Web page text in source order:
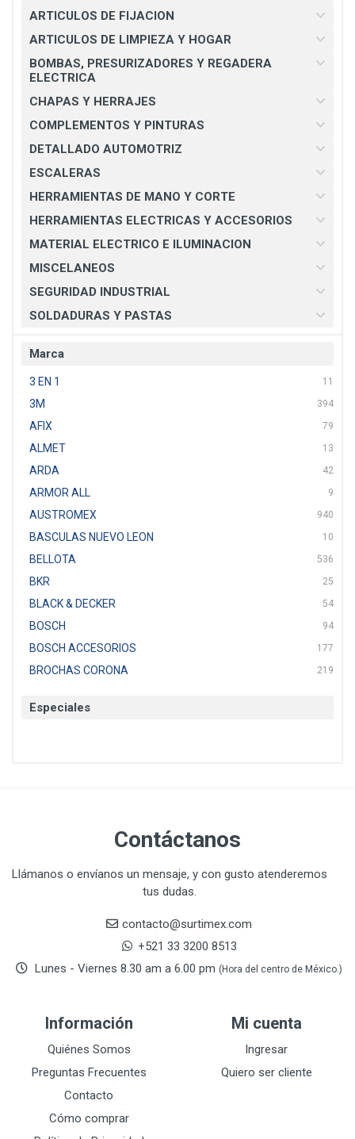
ARTICULOS DE FIJACION
ARTICULOS DE LIMPIEZA Y HOGAR
BOMBAS, PRESURIZADORES Y REGADERA
ELECTRICA
CHAPAS Y HERRAJES
COMPLEMENTOS Y PINTURAS
DETALLADO AUTOMOTRIZ
ESCALERAS
HERRAMIENTAS DE MANO Y CORTE
HERRAMIENTAS ELECTRICAS Y ACCESORIOS
MATERIAL ELECTRICO E ILUMINACION
MISCELANEOS
SEGURIDAD INDUSTRIAL
SOLDADURAS Y PASTAS
Marca
3 EN 1 11
3M 394
AFIX 79
ALMET 13
ARDA 42
ARMOR ALL 9
AUSTROMEX 940
BASCULAS NUEVO LEON 10
BELLOTA 536
BKR 25
BLACK & DECKER 54
BOSCH 94
BOSCH ACCESORIOS 177
BROCHAS CORONA 219
CAT
CRAFTSMAN 77
DEWALT ACCESORIOS
DEWALT HTA.MANUAL
DREMEL
E-Z WELD
EATON (COOPER-HARROW HARD)
Especiales
Contáctanos
Llámanos o envíanos un mensaje, y con gusto atenderemos
tus dudas.
contacto@surtimex.com
+521 33 3200 8513
Lunes - Viernes 8.30 am a 6.00 pm (Hora del centro de México.)
Información
Quiénes Somos
Preguntas Frecuentes
Contacto
Cómo comprar
Mi cuenta
Ingresar
Quiero ser cliente